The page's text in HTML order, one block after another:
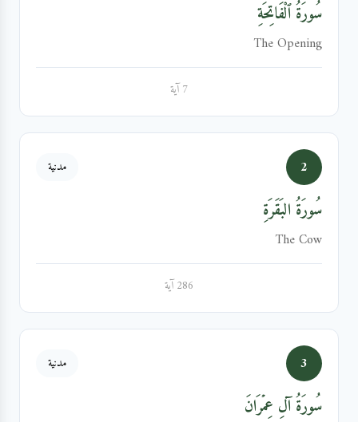
سُورَةُ ٱلْفَاتِحَةِ
The Opening
7 آية
2 مدنية
سُورَةُ البَقَرَةِ
The Cow
286 آية
3 مدنية
سُورَةُ آلِ عِمۡرَانَ